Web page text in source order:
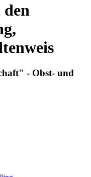
- Obst- und